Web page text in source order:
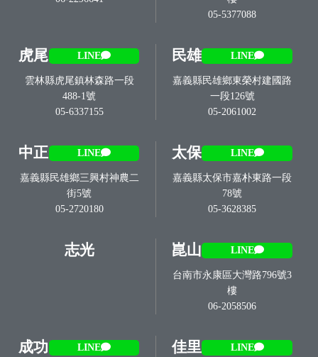
05-5377088
虎尾 LINE
雲林縣虎尾鎮林森路一段
488-1號
05-6337155
民雄 LINE
嘉義縣民雄鄉東榮村建國路
一段126號
05-2061002
中正 LINE
嘉義縣民雄鄉三興村神農二
街5號
05-2720180
太保 LINE
嘉義縣太保市嘉朴東路一段
78號
05-3628385
志光 崑山 LINE
台南市永康區大灣路796號3
樓
06-2058506
成功 LINE 佳里 LINE